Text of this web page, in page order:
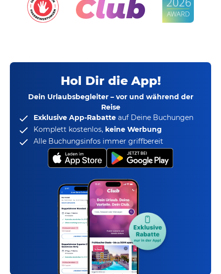
Hol Dir die App!
Dein Urlaubsbegleiter – vor und während der
Reise
Exklusive App-Rabatte auf Deine Buchungen
Komplett kostenlos, keine Werbung
Alle Buchungsinfos immer griffbereit